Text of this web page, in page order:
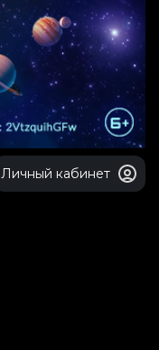
Личный кабинет